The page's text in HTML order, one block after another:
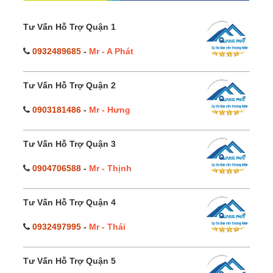
Tư Vấn Hỗ Trợ Quận 1
0932489685 - Mr - A Phát
Tư Vấn Hỗ Trợ Quận 2
0903181486 - Mr - Hưng
Tư Vấn Hỗ Trợ Quận 3
0904706588 - Mr - Thịnh
Tư Vấn Hỗ Trợ Quận 4
0932497995 - Mr - Thái
Tư Vấn Hỗ Trợ Quận 5